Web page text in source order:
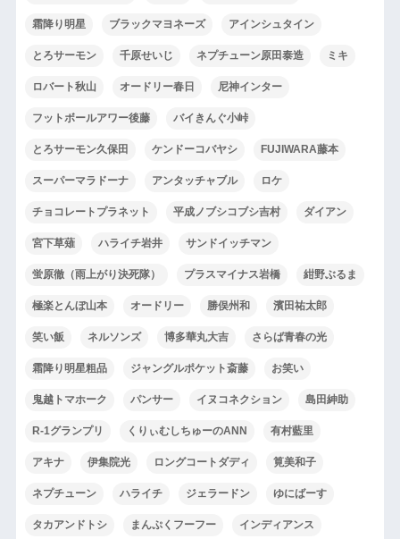
霜降り明星 ブラックマヨネーズ アインシュタイン
とろサーモン 千原せいじ ネプチューン原田泰造 ミキ
ロバート秋山 オードリー春日 尼神インター
フットボールアワー後藤 バイきんぐ小峠
とろサーモン久保田 ケンドーコバヤシ FUJIWARA藤本
スーパーマラドーナ アンタッチャブル ロケ
チョコレートプラネット 平成ノブシコブシ吉村 ダイアン
宮下草薙 ハライチ岩井 サンドイッチマン
蛍原徹（雨上がり決死隊） プラスマイナス岩橋 紺野ぶるま
極楽とんぼ山本 オードリー 勝俣州和 濱田祐太郎
笑い飯 ネルソンズ 博多華丸大吉 さらば青春の光
霜降り明星粗品 ジャングルポケット斎藤 お笑い
鬼越トマホーク パンサー イヌコネクション 島田紳助
R-1グランプリ くりぃむしちゅーのANN 有村藍里
アキナ 伊集院光 ロングコートダディ 筧美和子
ネプチューン ハライチ ジェラードン ゆにばーす
タカアンドトシ まんぷくフーフー インディアンス